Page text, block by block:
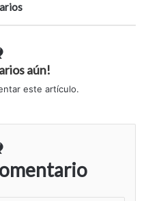
aún!
este artículo.